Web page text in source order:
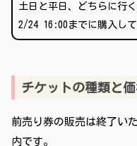
土日と平日、どちらに行
2/24 16:00までに購入して
チケットの種類と
前売り券の販売は終了い
内です。